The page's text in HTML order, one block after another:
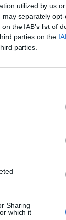
utilized by us
may separately
the IAB’s list of
parties on the
parties.
Sharing
which it
è tornato,
commentare la
ma in casa
il suo post: